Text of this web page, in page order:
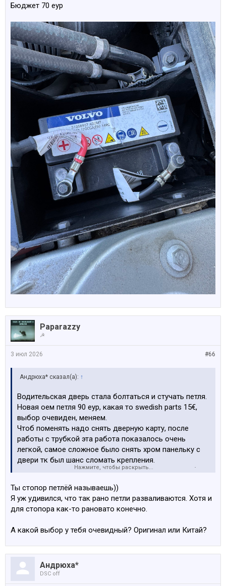
Бюджет 70 еур
Paparazzy
☭
#66
3 июл 2026
Андрюха* сказал(а): ↑
Водительская дверь стала болтаться и стучать петля.
Новая оем петля 90 еур, какая то swedish parts 15€,
выбор очевиден, меняем.
Чтоб поменять надо снять дверную карту, после
работы с трубкой эта работа показалось очень
легкой, самое сложное было снять хром панельку с
двери тк был шанс сломать крепления.
Поставил новую петлю и заполнил ее солидолом (так
В общем все работает, бюджет 15 еур
Посмотреть вложение 185513
Посмотреть вложение 185514
Посмотреть вложение 185515
Посмотреть вложение 185516
Нажмите, чтобы раскрыть...
Ты стопор петлёй называешь))
Я уж удивился, что так рано петли разваливаются. Хотя и
для стопора как-то рановато конечно.
А какой выбор у тебя очевидный? Оригинал или Китай?
Андрюха*
DSC off